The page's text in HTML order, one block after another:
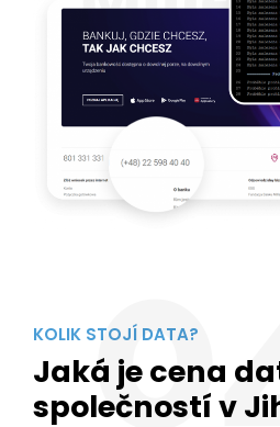
Jaká je cena
společností v
kraji?